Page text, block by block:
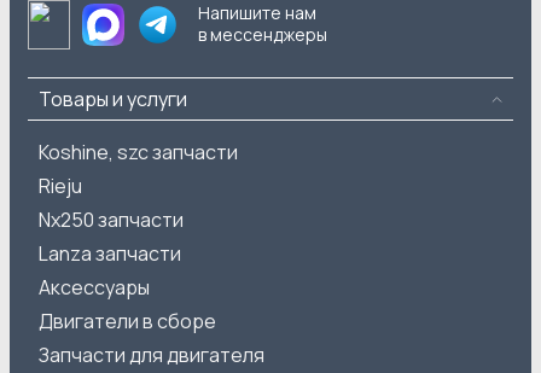
Напишите нам
в мессенджеры
Товары и услуги
Koshine, szc запчасти
Rieju
Nx250 запчасти
Lanza запчасти
Аксессуары
Двигатели в сборе
Запчасти для двигателя